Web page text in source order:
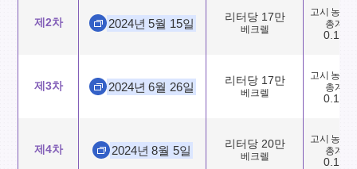
제2차 2024년 5월 15일 리터당 17만
베크렐
고시 농도
총계
0.17
제3차 2024년 6월 26일 리터당 17만
베크렐
고시 농도
총계
0.18
제4차 2024년 8월 5일 리터당 20만
베크렐
고시 농도
총계
0.12